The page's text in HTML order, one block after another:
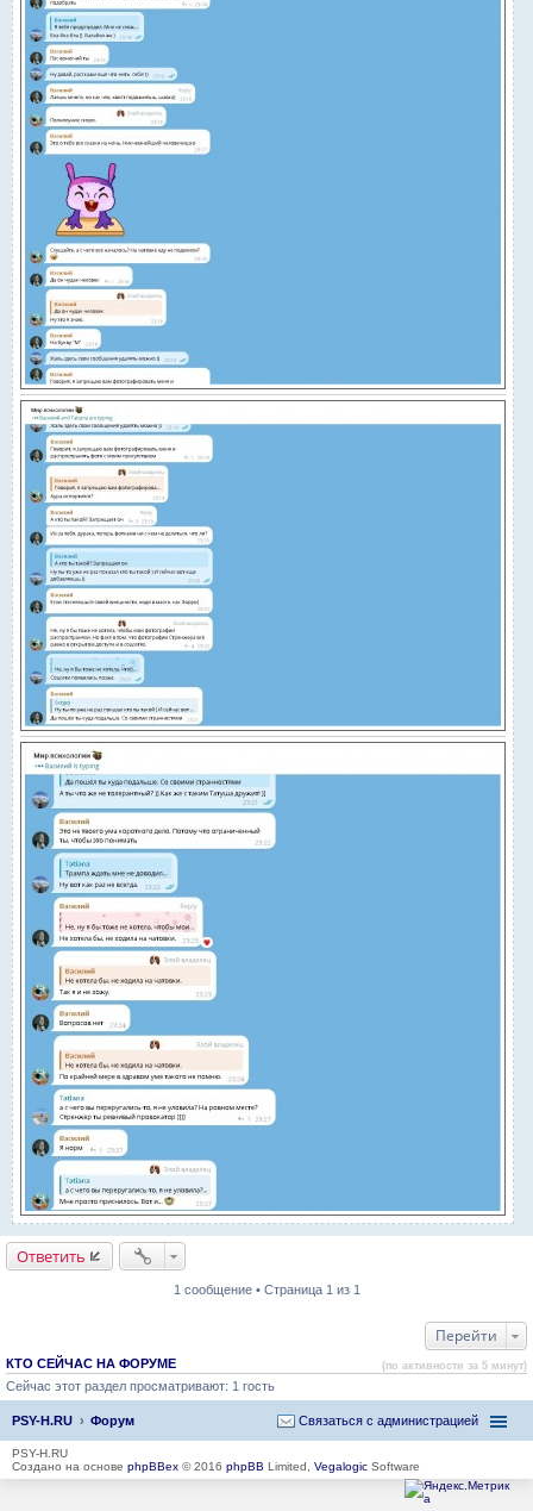
Ответить
1 сообщение • Страница 1 из 1
Перейти
КТО СЕЙЧАС НА ФОРУМЕ (по активности за 5 минут)
Сейчас этот раздел просматривают: 1 гость
PSY-H.RU Форум Связаться с администрацией
PSY-H.RU
Создано на основе phpBBex © 2016 phpBB Limited, Vegalogic Software